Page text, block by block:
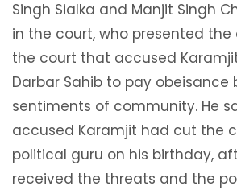
Singh Sialka and Manjit Singh
in the court, who presented
the court that accused
Darbar Sahib to pay obeisance
sentiments of community. He
accused Karamjit had cut the
political guru on his birthday,
received the threats and the